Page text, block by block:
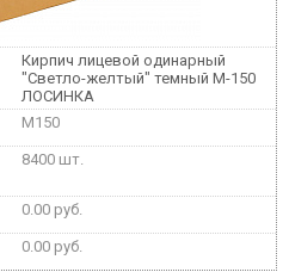
Кирпич лицевой одинарный
"Светло-желтый" темный М-150
ЛОСИНКА
M150
8400 шт.
0.00 руб.
0.00 руб.